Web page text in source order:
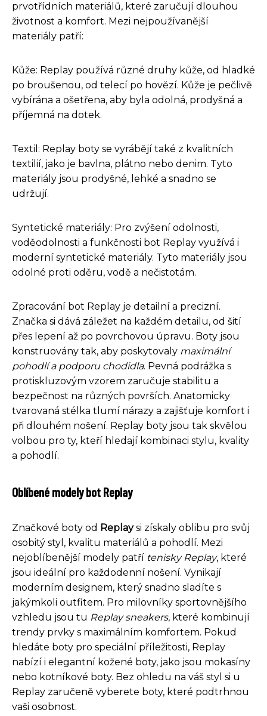
prvotřídních materiálů, které zaručují dlouhou
životnost a komfort. Mezi nejpoužívanější
materiály patří:
Kůže: Replay používá různé druhy kůže, od hladké
po broušenou, od telecí po hovězí. Kůže je pečlivě
vybírána a ošetřena, aby byla odolná, prodyšná a
příjemná na dotek.
Textil: Replay boty se vyrábějí také z kvalitních
textilií, jako je bavlna, plátno nebo denim. Tyto
materiály jsou prodyšné, lehké a snadno se
udržují.
Syntetické materiály: Pro zvýšení odolnosti,
voděodolnosti a funkčnosti bot Replay využívá i
moderní syntetické materiály. Tyto materiály jsou
odolné proti oděru, vodě a nečistotám.
Zpracování bot Replay je detailní a precizní.
Značka si dává záležet na každém detailu, od šití
přes lepení až po povrchovou úpravu. Boty jsou
konstruovány tak, aby poskytovaly maximální
pohodlí a podporu chodidla. Pevná podrážka s
protiskluzovým vzorem zaručuje stabilitu a
bezpečnost na různých površích. Anatomicky
tvarovaná stélka tlumí nárazy a zajišťuje komfort i
při dlouhém nošení. Replay boty jsou tak skvělou
volbou pro ty, kteří hledají kombinaci stylu, kvality
a pohodlí.
Oblíbené modely bot Replay
Značkové boty od Replaysi získaly oblibu pro svůj
osobitý styl, kvalitu materiálů a pohodlí. Mezi
nejoblíbenější modely patří tenisky Replay, které
jsou ideální pro každodenní nošení. Vynikají
moderním designem, který snadno sladíte s
jakýmkoli outfitem. Pro milovníky sportovnějšího
vzhledu jsou tu Replay sneakers, které kombinují
trendy prvky s maximálním komfortem. Pokud
hledáte boty pro speciální příležitosti, Replay
nabízí i elegantní kožené boty, jako jsou mokasíny
nebo kotníkové boty. Bez ohledu na váš styl si u
Replay zaručeně vyberete boty, které podtrhnou
vaši osobnost.